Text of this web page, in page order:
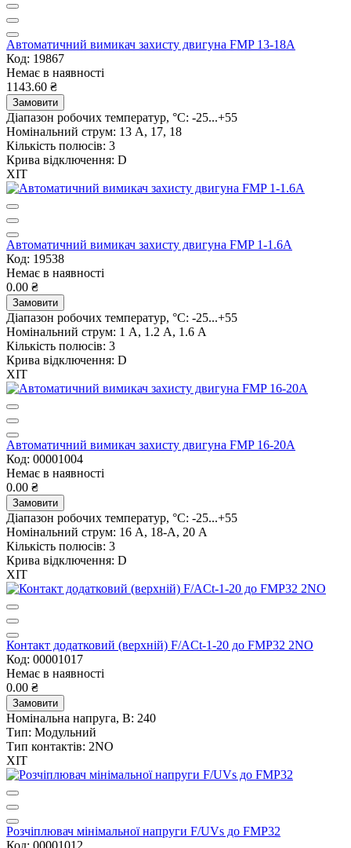
Автоматичний вимикач захисту двигуна FMP 13-18A
Код: 19867
Немає в наявності
1143.60 ₴
Замовити
Діапазон робочих температур, °C: -25...+55
Номінальний струм: 13 А, 17, 18
Кількість полюсів: 3
Крива відключення: D
ХІТ
Автоматичний вимикач захисту двигуна FMP 1-1.6A
Код: 19538
Немає в наявності
0.00 ₴
Замовити
Діапазон робочих температур, °C: -25...+55
Номінальний струм: 1 А, 1.2 А, 1.6 А
Кількість полюсів: 3
Крива відключення: D
ХІТ
Автоматичний вимикач захисту двигуна FMP 16-20A
Код: 00001004
Немає в наявності
0.00 ₴
Замовити
Діапазон робочих температур, °C: -25...+55
Номінальний струм: 16 А, 18-А, 20 А
Кількість полюсів: 3
Крива відключення: D
ХІТ
Контакт додатковий (верхній) F/ACt-1-20 до FMP32 2NO
Код: 00001017
Немає в наявності
0.00 ₴
Замовити
Номінальна напруга, В: 240
Тип: Модульний
Тип контактів: 2NO
ХІТ
Розчіплювач мінімальної напруги F/UVs до FMP32
Код: 00001012